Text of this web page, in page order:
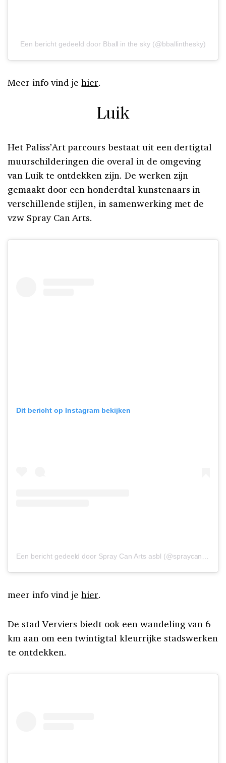
Een bericht gedeeld door Bball in the sky (@bballinthesky)
Meer info vind jehier.
Luik
Het Paliss’Art parcours bestaat uit een dertigtal
muurschilderingen die overal in de omgeving
van Luik te ontdekken zijn. De werken zijn
gemaakt door een honderdtal kunstenaars in
verschillende stijlen, in samenwerking met de
vzw Spray Can Arts.
Dit bericht op Instagram bekijken
meer info vind jehier.
De stad Verviers biedt ook een wandeling van 6
km aan om een twintigtal kleurrijke stadswerken
te ontdekken.